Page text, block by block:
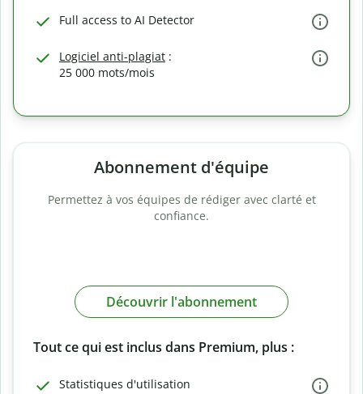
Full access to AI Detector
Logiciel anti-plagiat :
25 000 mots/mois
Abonnement d'équipe
Permettez à vos équipes de rédiger avec clarté et
confiance.
Découvrir l'abonnement
Tout ce qui est inclus dans Premium, plus :
Statistiques d'utilisation